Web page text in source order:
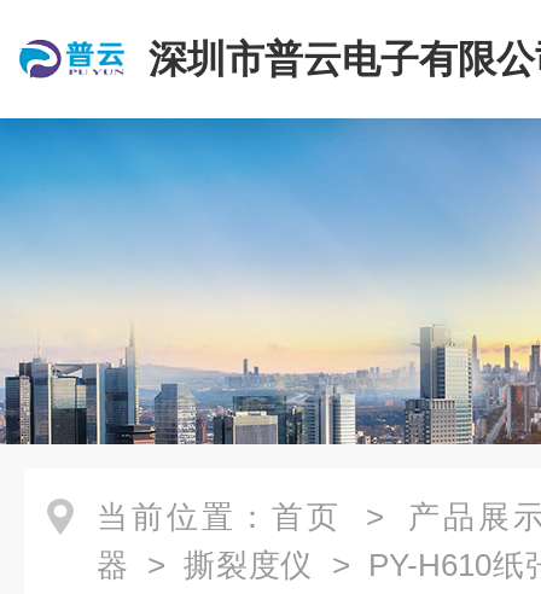
深圳市普云电子有限
当前位置： 首页 > 产品展
器 > 撕裂度仪 > PY-H610纸